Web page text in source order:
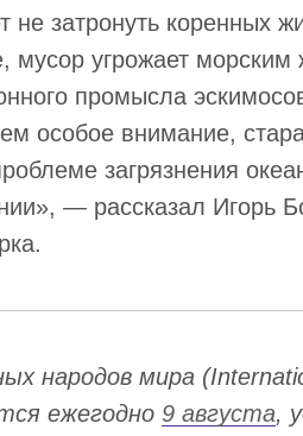
не затронуть коренных
мусор угрожает
промысла
особое внимание,
загрязнения
— рассказал Игорь
народов мира
ежегодно 9 августа,